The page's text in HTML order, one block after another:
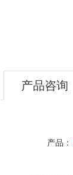
产品咨询
产品：